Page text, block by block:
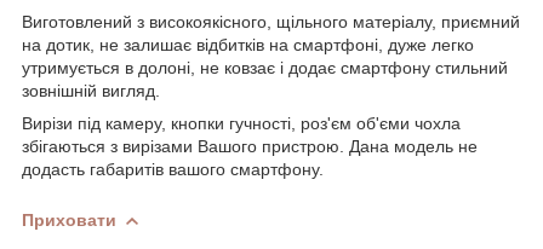
Виготовлений з високоякісного, щільного матеріалу, приємний
на дотик, не залишає відбитків на смартфоні, дуже легко
утримується в долоні, не ковзає і додає смартфону стильний
зовнішній вигляд.
Вирізи під камеру, кнопки гучності, роз'єм об'єми чохла
збігаються з вирізами Вашого пристрою. Дана модель не
додасть габаритів вашого смартфону.
Приховати